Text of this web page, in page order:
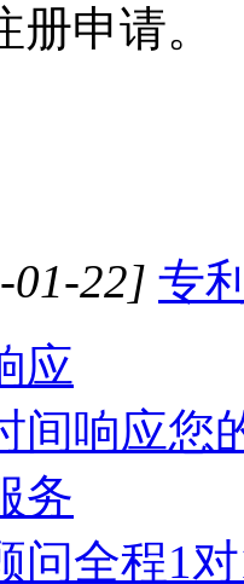
册申请。
01-22] 专
应
间响应您
务
问全程1